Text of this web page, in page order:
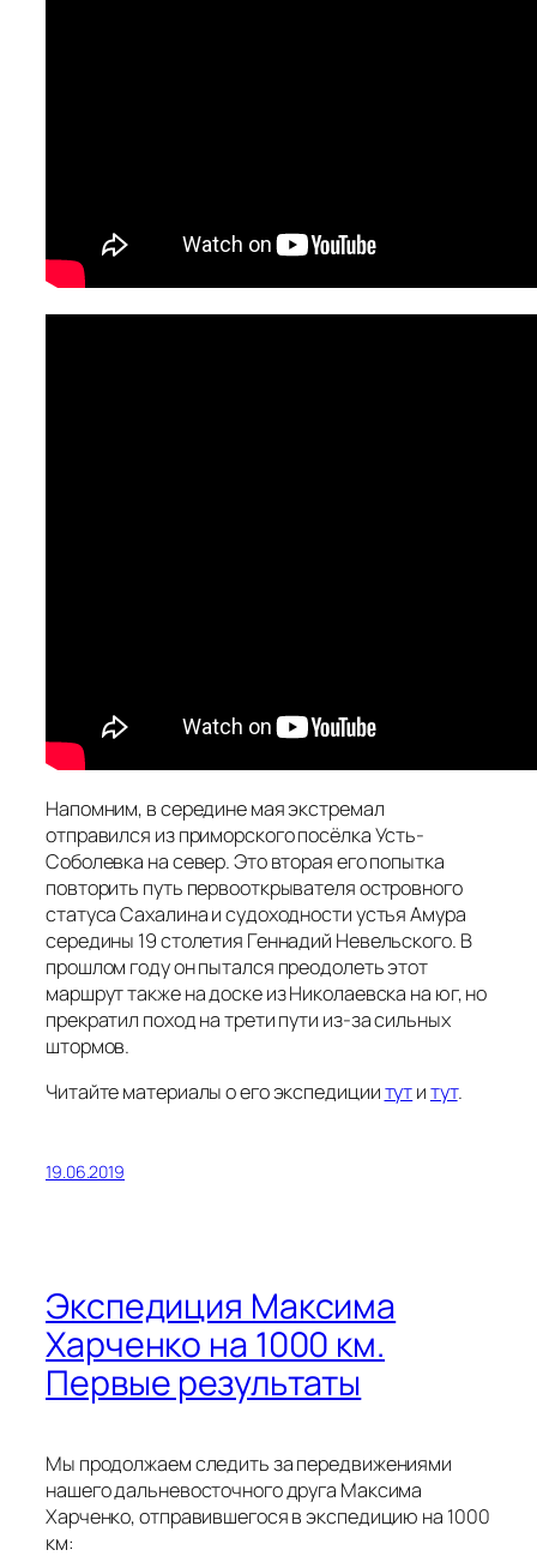
Напомним, в середине мая экстремал
отправился из приморского посёлка Усть-
Соболевка на север. Это вторая его попытка
повторить путь первооткрывателя островного
статуса Сахалина и судоходности устья Амура
середины 19 столетия Геннадий Невельского. В
прошлом году он пытался преодолеть этот
маршрут также на доске из Николаевска на юг, но
прекратил поход на трети пути из-за сильных
штормов.
Читайте материалы о его экспедициитутитут.
19.06.2019
Экспедиция Максима
Харченко на 1000 км.
Первые результаты
Мы продолжаем следить за передвижениями
нашего дальневосточного друга Максима
Харченко, отправившегося в экспедицию на 1000
км: